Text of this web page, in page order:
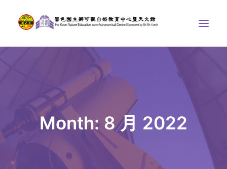
博物天地
比賽/專題計劃
Month: 8 月 2022